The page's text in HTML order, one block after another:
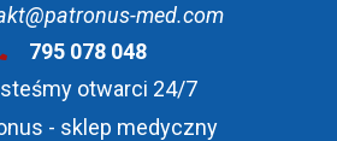
med.com
795 078 048
otwarci 24/7
- sklep medyczny